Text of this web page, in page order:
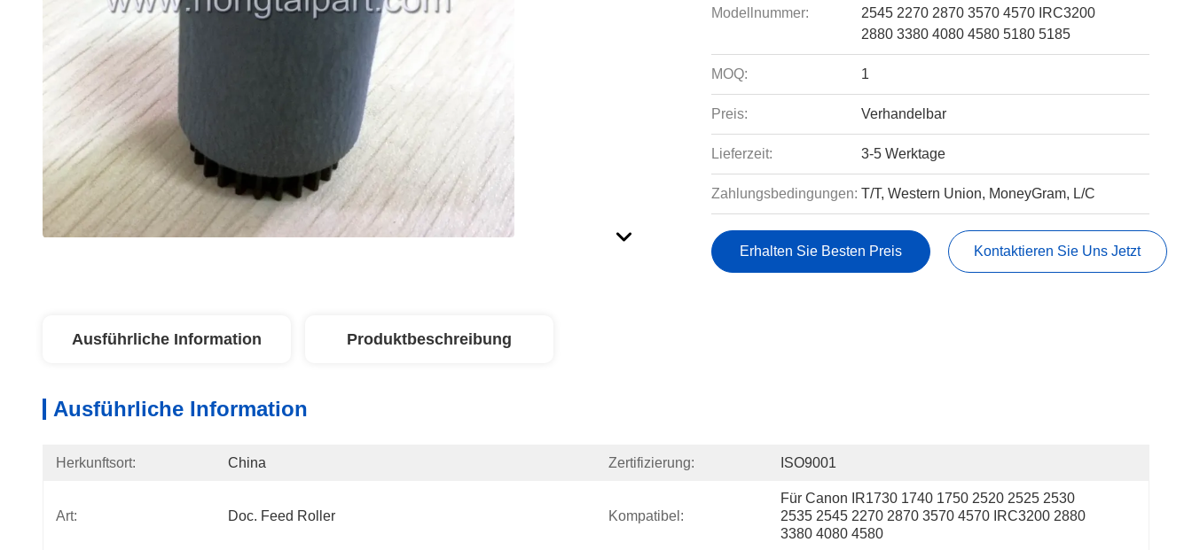
Modellnummer:
2545 2270 2870 3570 4570 IRC3200
2880 3380 4080 4580 5180 5185
MOQ: 1
Preis: Verhandelbar
Lieferzeit: 3-5 Werktage
Zahlungsbedingungen: T/T, Western Union, MoneyGram, L/C
Erhalten Sie Besten Preis Kontaktieren Sie Uns Jetzt
Ausführliche Information Produktbeschreibung
Ausführliche Information
Herkunftsort: China Zertifizierung: ISO9001
Art: Doc. Feed Roller Kompatibel:
Für Canon IR1730 1740 1750 2520 2525 2530
2535 2545 2270 2870 3570 4570 IRC3200 2880
3380 4080 4580